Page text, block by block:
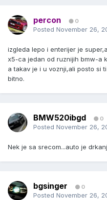
percon 0
Posted November 26,
izgleda lepo i enterijer je
x5-ca jedan od ruznijih bmw-a
a takav je i u voznji,ali posto si
bitno.
BMW520ibgd 0
Posted November 26,
Nek je sa srecom...auto je
bgsinger 0
Posted November 26,